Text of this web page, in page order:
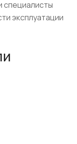
специалисты
эксплуатации